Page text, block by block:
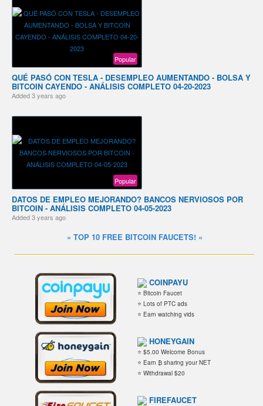
Popular
QUÉ PASÓ CON TESLA - DESEMPLEO AUMENTANDO - BOLSA Y
BITCOIN CAYENDO - ANÁLISIS COMPLETO 04-20-2023
Added3 years ago
Popular
DATOS DE EMPLEO MEJORANDO? BANCOS NERVIOSOS POR
BITCOIN - ANÁLISIS COMPLETO 04-05-2023
Added3 years ago
» TOP 10 FREE BITCOIN FAUCETS! «
COINPAYU
⭐ Bitcoin Faucet
⭐ Lots of PTC ads
⭐ Earn watching vids
HONEYGAIN
⭐ $5.00 Welcome Bonus
⭐ Earn ₿ sharing your NET
⭐ Withdrawal $20
FIREFAUCET